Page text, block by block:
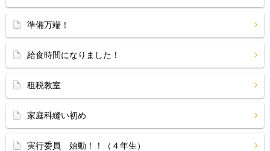
準備万端！
給食時間になりました！
租税教室
家庭科縫い初め
実行委員 始動！！（４年生）